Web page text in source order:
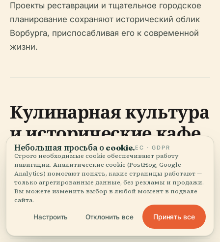
Проекты реставрации и тщательное городское
планирование сохраняют исторический облик
Ворбурга, приспосабливая его к современной
жизни.
Кулинарная культура
и исторические кафе
Насладитесь голландской и международной
кухней в исторических кафе и на кулинарных
фестивалях. Фермерские рынки демонстрируют
Go With Guide
Небольшая просьба о cookie.ЕС · GDPR
Строго необходимые cookie обеспечивают работу
навигации. Аналитические cookie (PostHog, Google
Analytics) помогают понять, какие страницы работают —
только агрегированные данные, без рекламы и продажи.
Вы можете изменить выбор в любой момент в подвале
сайта.
Настроить Отклонить все Принять все